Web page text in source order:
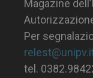
Magazine
Per
tel.